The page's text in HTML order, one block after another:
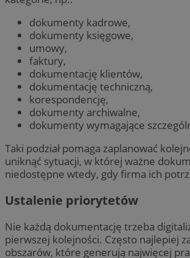
dokumenty kadrowe,
dokumenty księgowe,
umowy,
faktury,
dokumentację klientów,
dokumentację techniczną,
korespondencję,
dokumenty archiwalne,
dokumenty wymagające
Taki podział pomaga zaplanować
uniknąć sytuacji, w której ważne
niedostępne wtedy, gdy firma ich
Ustalenie priorytetów
Nie każdą dokumentację trzeba
pierwszej kolejności. Często najlepiej
obszarów, które generują najwięcej